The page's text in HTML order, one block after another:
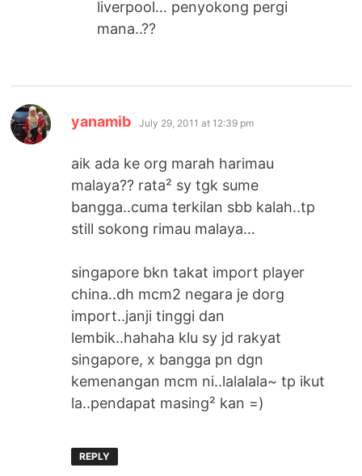
liverpool… penyokong pergi
mana..??
yanamib says:
July 29, 2011 at 12:39 pm
aik ada ke org marah harimau
malaya?? rata² sy tgk sume
bangga..cuma terkilan sbb kalah..tp
still sokong rimau malaya…
singapore bkn takat import player
china..dh mcm2 negara je dorg
import..janji tinggi dan
lembik..hahaha klu sy jd rakyat
singapore, x bangga pn dgn
kemenangan mcm ni..lalalala~ tp ikut
la..pendapat masing² kan =)
REPLY